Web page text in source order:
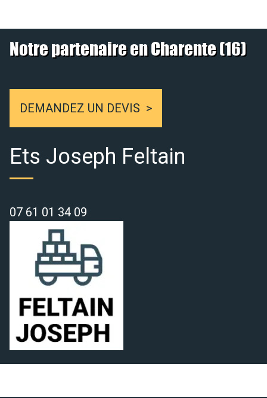
Notre partenaire en Charente (16)
DEMANDEZ UN DEVIS
Ets Joseph Feltain
07 61 01 34 09